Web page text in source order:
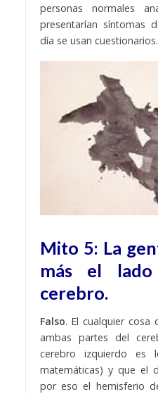
personas normales
presentarían síntomas
día se usan cuestionarios.
Mito 5: La
más el
cerebro.
Falso. El cualquier cosa
ambas partes del
cerebro izquierdo es
matemáticas) y que el
por eso el hemisferio